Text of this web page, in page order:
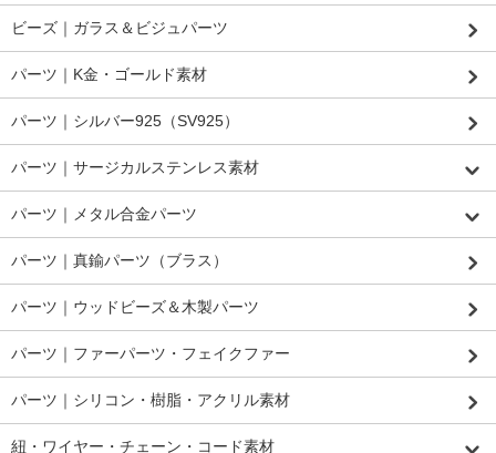
ビーズ｜ガラス＆ビジュパーツ
パーツ｜K金・ゴールド素材
パーツ｜シルバー925（SV925）
パーツ｜サージカルステンレス素材
パーツ｜メタル合金パーツ
パーツ｜真鍮パーツ（ブラス）
パーツ｜ウッドビーズ＆木製パーツ
パーツ｜ファーパーツ・フェイクファー
パーツ｜シリコン・樹脂・アクリル素材
紐・ワイヤー・チェーン・コード素材